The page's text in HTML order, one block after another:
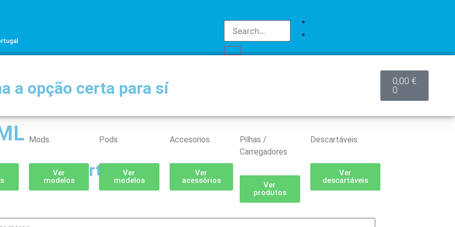
a opção certa para sí
Mods
Ver
modelos
Pods
Ver
modelos
Accesorios
Ver
acessórios
Pilhas /
Carregadores
Ver
produtos
Descartáveis
Ver
descartáveis
0,00 €
0
Partilhar